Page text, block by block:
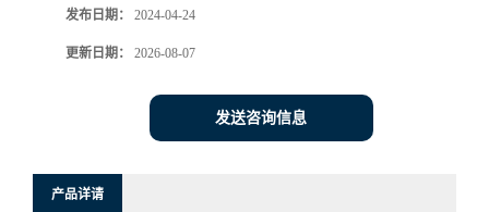
发布日期： 2024-04-24
更新日期： 2026-08-07
发送咨询信息
产品详请